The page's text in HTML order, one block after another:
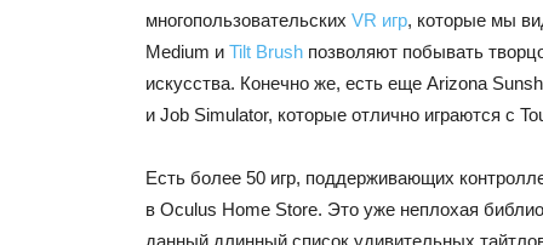
многопользовательских VR игр, которые мы
Medium и Tilt Brush позволяют побывать
искусства. Конечно же, есть еще Arizona
и Job Simulator, которые отлично играются с
Есть более 50 игр, поддерживающих
в Oculus Home Store. Это уже неплохая
данный длинный список удивительных